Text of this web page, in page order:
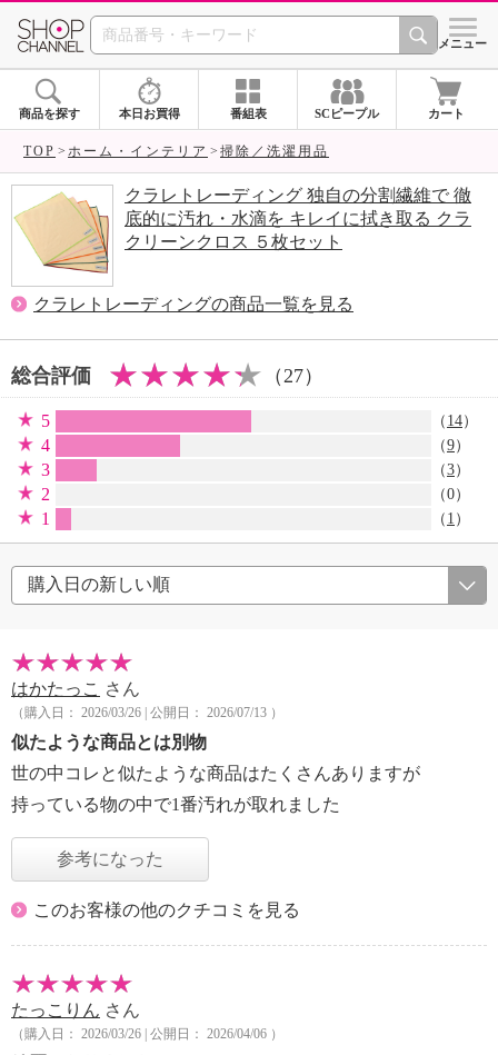
SHOP CHANNEL シメニュー
商品を探す 本日お買得 番組表 SCピープル カート
TOP ホーム・インテリア 掃除／洗濯用品
クラレトレーディング 独自の分割繊維で 徹
底的に汚れ・水滴を キレイに拭き取る クラ
クリーンクロス ５枚セット
クラレトレーディングの商品一覧を見る
総合評価 （27）
5 （ 14）
4 （9）
3 （3）
2 （0）
1 （ 1 ）
はかたっこ さん
（購入日： 2026/03/26 | 公開日： 2026/07/13 ）
似たような商品とは別物
世の中コレと似たような商品はたくさんありますが
持っている物の中で1番汚れが取れました
参考になった
このお客様の他のクチコミを見る
たっこりん さん
（購入日： 2026/03/26 | 公開日： 2026/04/06 ）